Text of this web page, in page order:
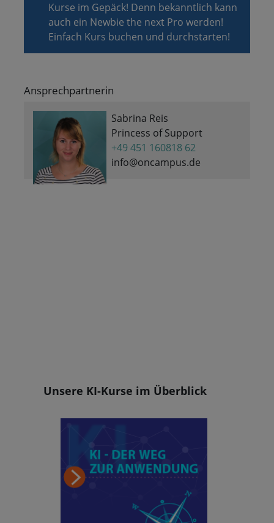
Kurse im Gepäck! Denn bekanntlich kann
auch ein Newbie the next Pro werden!
Einfach Kurs buchen und durchstarten!
Ansprechpartnerin
Sabrina Reis
Princess of Support
+49 451 160818 62
info@oncampus.de
Unsere KI-Kurse im Überblick